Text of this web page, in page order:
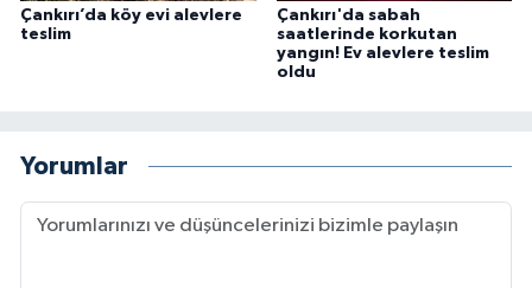
Çankırı’da köy evi alevlere
teslim
Çankırı'da sabah
saatlerinde korkutan
yangın! Ev alevlere teslim
oldu
Yorumlar